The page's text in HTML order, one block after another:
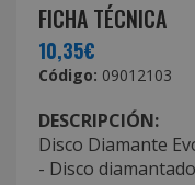
FICHA TÉCNICA
10,35€
Código: 09012103
DESCRIPCIÓN:
Disco Diamante
- Disco